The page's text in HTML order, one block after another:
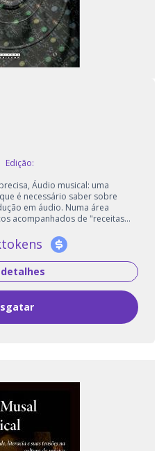
Edição:
Áudio musical: uma
é necessário saber sobre
em áudio. Numa área
acompanhados de "receitas...